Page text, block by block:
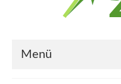
Menü